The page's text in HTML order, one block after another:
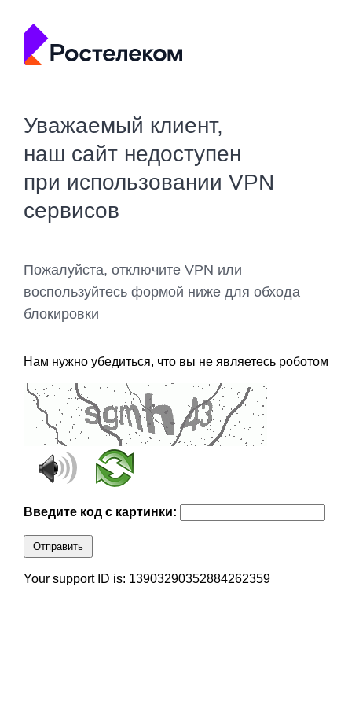
Уважаемый клиент,
наш сайт недоступен
при использовании VPN
сервисов
Пожалуйста, отключите VPN или
воспользуйтесь формой ниже для обхода
блокировки
Нам нужно убедиться, что вы не являетесь роботом
Введите код с картинки:
Отправить
Your support ID is: 13903290352884262359